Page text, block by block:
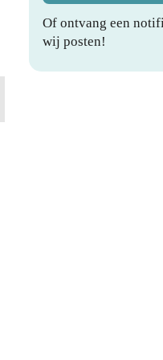
Of ontvang een
wij posten!